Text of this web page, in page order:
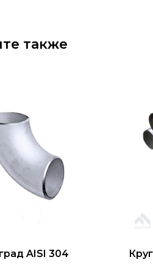
также
AISI 304